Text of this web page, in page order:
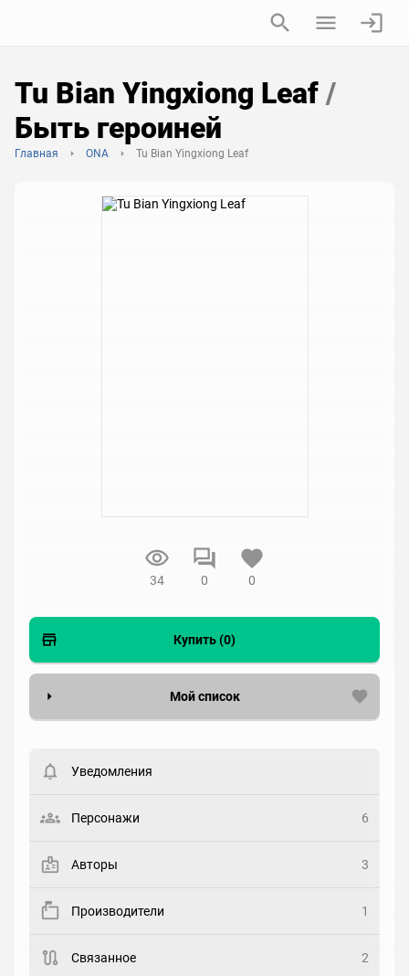
Tu Bian Yingxiong Leaf /
Быть героиней
Главная ONA Tu Bian Yingxiong Leaf
34 0 0
Купить (0)
Мой список
Статус
Рейтинг
Реакция
Уведомления
Персонажи 6
Авторы 3
Производители 1
Связанное 2